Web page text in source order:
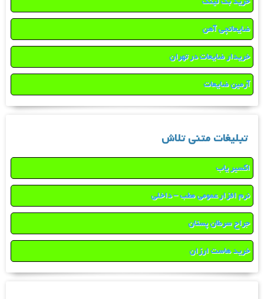
ضایعاتچی آهن
خریدار ضایعات در تهران
آرمین ضایعات
تبلیغات متنی تلاش
اکسیر یاب
نرم افزار عمومی مطب – داخلی
جراح سرطان پستان
خرید هاست ارزان